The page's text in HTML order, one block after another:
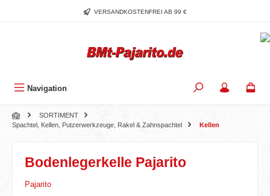
Zum Hauptinhalt springenVERSANDKOSTENFREI AB 99 €
Navigation
SORTIMENT
Spachtel, Kellen, Putzerwerkzeuge, Rakel & Zahnspachtel
Kellen
Bodenlegerkelle Pajarito
Pajarito